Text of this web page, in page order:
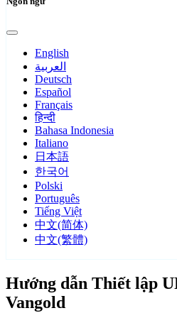
English
العربية
Deutsch
Español
Français
हिन्दी
Bahasa Indonesia
Italiano
日本語
한국어
Polski
Português
Tiếng Việt
中文(简体)
中文(繁體)
Hướng dẫn Thiết lập
Vangold